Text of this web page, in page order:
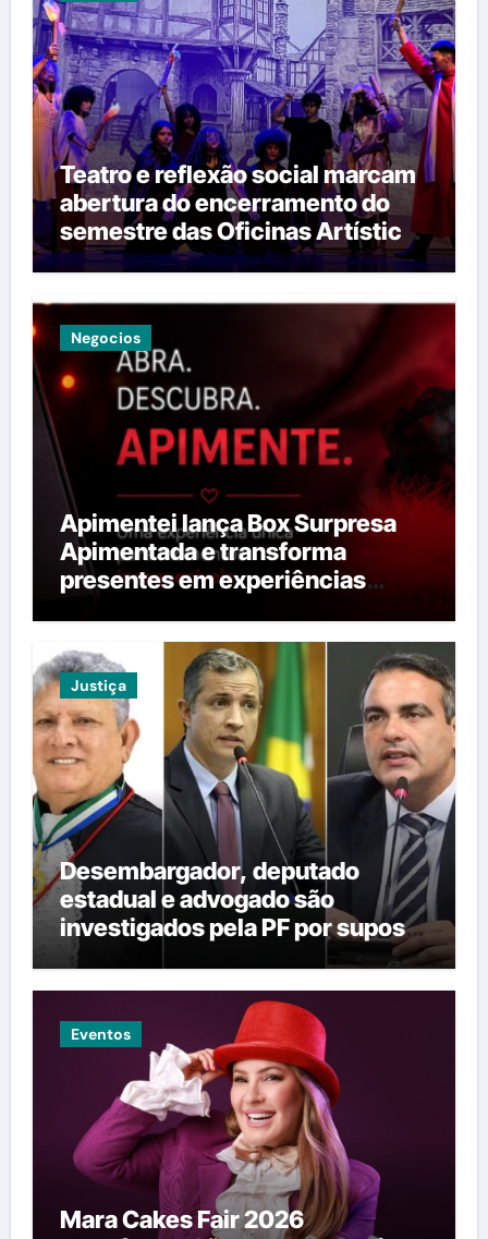
Teatro e reflexão social marcam
abertura do encerramento do
semestre das Oficinas Artísticas
do Teatro João Paulo II
Negocios
Apimentei lança Box Surpresa
Apimentada e transforma
presentes em experiências
Justiça
Desembargador, deputado
estadual e advogado são
investigados pela PF por suposta
venda de decisões em Mato
Grosso
Eventos
Mara Cakes Fair 2026